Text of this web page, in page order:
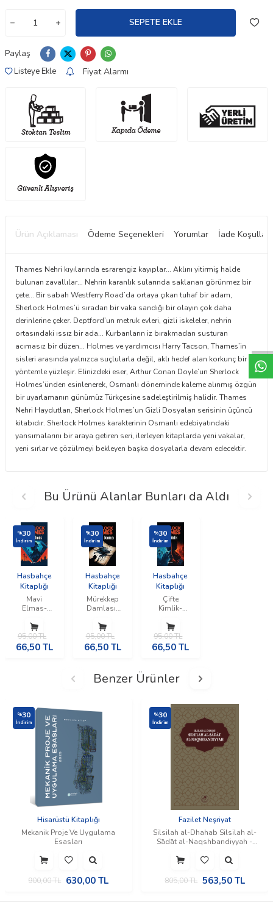
SEPETE EKLE
Paylaş
Listeye Ekle Fiyat Alarmı
Ürün Açıklaması Ödeme Seçenekleri Yorumlar İade Koşulları
Thames Nehri kıyılarında esrarengiz kayıplar... Aklını yitirmiş halde
bulunan zavallılar... Nehrin karanlık sularında saklanan görünmez bir
çete... Bir sabah Westferry Road’da ortaya çıkan tuhaf bir adam,
Sherlock Holmes’ü sıradan bir vaka sandığı bir olayın çok daha
derinlerine çeker. Deptford’un metruk evleri, gizli iskeleler, nehrin
ortasındaki ıssız bir ada... Kurbanların iz bırakmadan susturan
acımasız bir düzen... Holmes ve yardımcısı Harry Tacson, Thames’in
sisleri arasında yalnızca suçlularla değil, aklı hedef alan korkunç bir
yöntemle yüzleşir. Elinizdeki eser, Arthur Conan Doyle’un Sherlock
Holmes’ünden esinlenerek, Osmanlı döneminde kaleme alınmış özgün
bir uyarlamanın günümüz Türkçesine sadeleştirilmiş halidir. Thames
Nehri Haydutları, Sherlock Holmes’un Gizli Dosyaları serisinin üçüncü
kitabıdır. Sherlock Holmes karakterinin Osmanlı edebiyatındaki
yansımalarını bir araya getiren seri, ilerleyen kitaplarda yeni vakalar,
yeni sırlar ve çözülmeyi bekleyen başka dosyalarla devam edecektir.
Bu Ürünü Alanlar Bunları da Aldı
%30
İndirim
Hasbahçe
Kitaplığı
Mavi
Elmas-
Holmes-1
95,00TL
66,50TL
%30
İndirim
Hasbahçe
Kitaplığı
Mürekkep
Damlası-
Holmes-2
95,00TL
66,50TL
%30
İndirim
Hasbahçe
Kitaplığı
Çifte
Kimlik-
Holmes-4
95,00TL
66,50 TL
Benzer Ürünler
%30
İndirim
Hisarüstü Kitaplığı
Mekanik Proje Ve Uygulama
Esasları
900,00TL 630,00 TL
%30
İndirim
Fazilet Neşriyat
Silsilah al-Dhahab Silsilah al-
Sādāt al-Naqshbandiyyah -
(Silsiletü'z-Zeheb) (İngilizce)
805,00TL 563,50TL